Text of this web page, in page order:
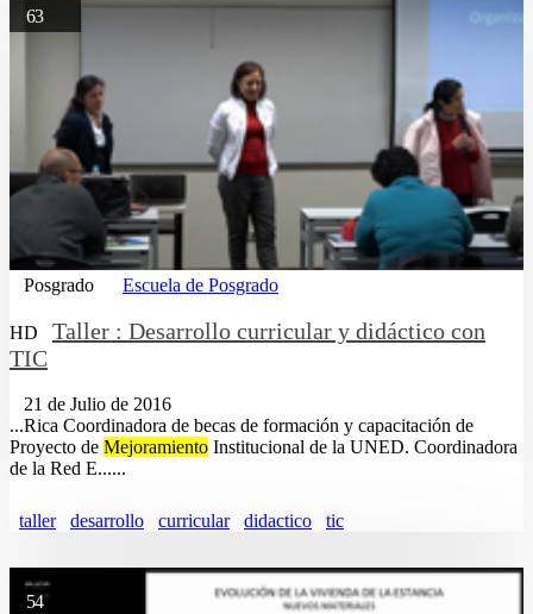
63
Posgrado Escuela de Posgrado
HD
Taller : Desarrollo curricular y didáctico con
TIC
21 de Julio de 2016
...Rica Coordinadora de becas de formación y capacitación de
Proyecto de Mejoramiento Institucional de la UNED. Coordinadora
de la Red E......
taller desarrollo curricular didactico tic
54